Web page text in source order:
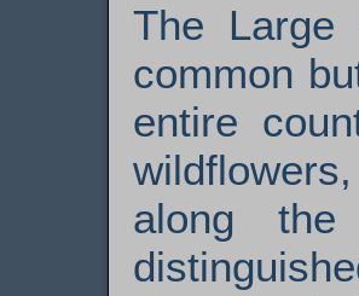
The Large
common
entire
along